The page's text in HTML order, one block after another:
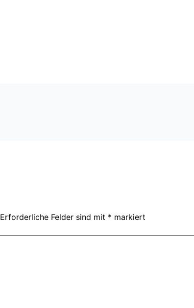
Erforderliche Felder sind mit * markiert